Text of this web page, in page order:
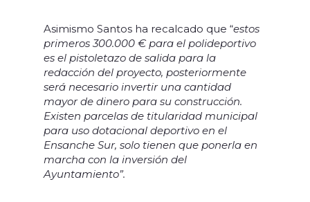
Asimismo Santos ha recalcado que “estos
primeros 300.000 € para el polideportivo
es el pistoletazo de salida para la
redacción del proyecto, posteriormente
será necesario invertir una cantidad
mayor de dinero para su construcción.
Existen parcelas de titularidad municipal
para uso dotacional deportivo en el
Ensanche Sur, solo tienen que ponerla en
marcha con la inversión del
Ayuntamiento”.